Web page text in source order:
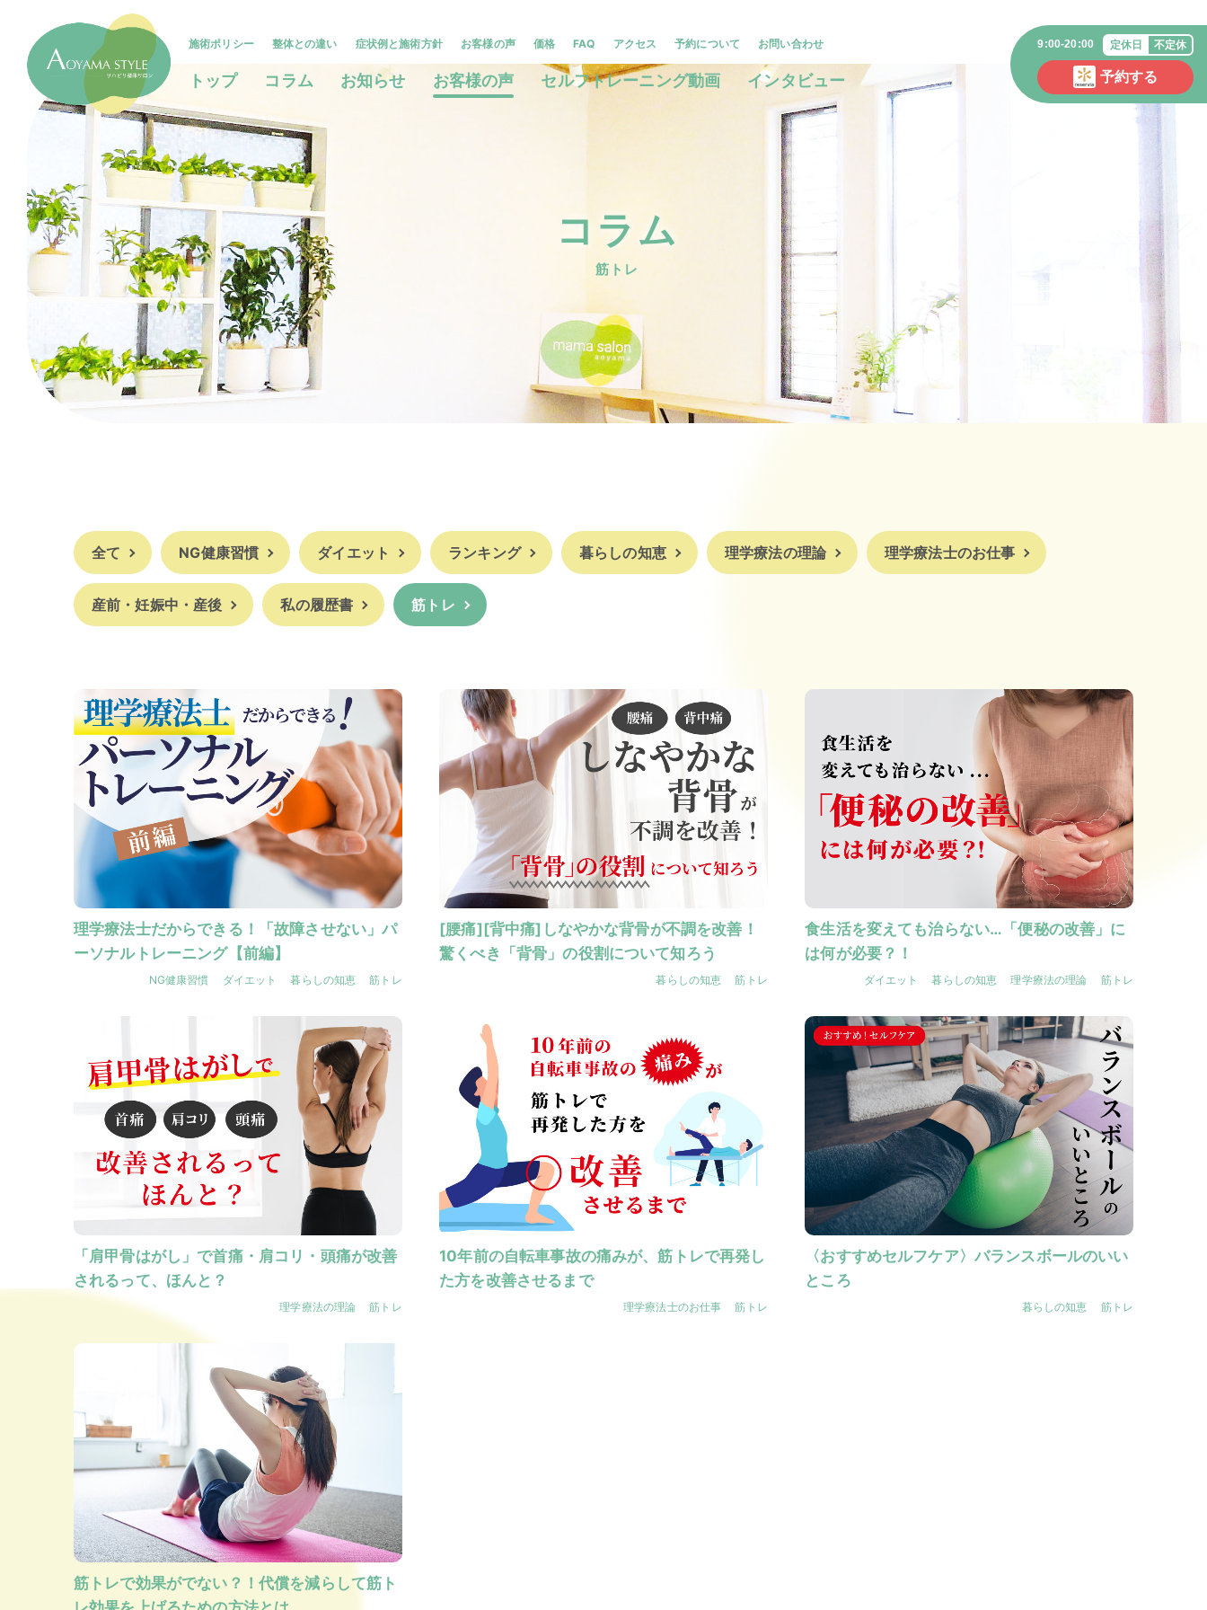
施術ポリシー 整体との違い 症状例と施術方針 お客様の声 価格 FAQ アクセス 予約について お問い合わせ
トップ コラム お知らせ お客様の声 セルフトレーニング動画 インタビュー
9:00-20:00 定休日 不定休
予約する
コラム
筋トレ
全て NG健康習慣 ダイエット ランキング 暮らしの知恵 理学療法の理論 理学療法士のお仕事
産前・妊娠中・産後 私の履歴書 筋トレ
理学療法士だからできる！「故障させない」パ
ーソナルトレーニング【前編】
NG健康習慣 ダイエット 暮らしの知恵 筋トレ
[腰痛][背中痛]しなやかな背骨が不調を改善！
驚くべき「背骨」の役割について知ろう
暮らしの知恵 筋トレ
食生活を変えても治らない…「便秘の改善」に
は何が必要？！
ダイエット 暮らしの知恵 理学療法の理論 筋トレ
「肩甲骨はがし」で首痛・肩コリ・頭痛が改善
されるって、ほんと？
理学療法の理論 筋トレ
10年前の自転車事故の痛みが、筋トレで再発し
た方を改善させるまで
理学療法士のお仕事 筋トレ
〈おすすめセルフケア〉バランスボールのいい
ところ
暮らしの知恵 筋トレ
筋トレで効果がでない？！代償を減らして筋ト